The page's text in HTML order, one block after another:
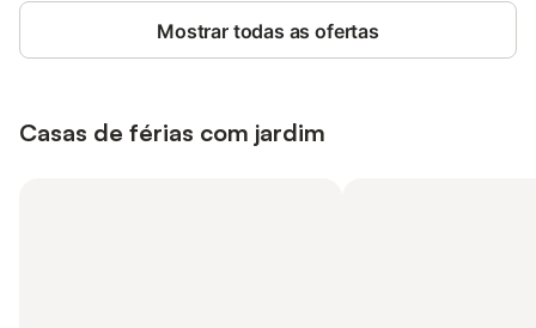
Mostrar todas as ofertas
Casas de férias com jardim